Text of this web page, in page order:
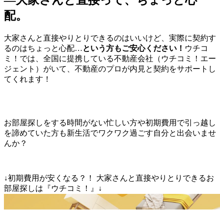
配。
大家さんと直接やりとりできるのはいいけど、実際に契約す
るのはちょっと心配…という方もご安心ください！ ウチコ
ミ！では、全国に提携している不動産会社（ウチコミ！エー
ジェント）がいて、不動産のプロが内見と契約をサポートし
てくれます！
お部屋探しをする時間がない忙しい方や初期費用で引っ越し
を諦めていた方も新生活でワクワク過ごす自分と出会いませ
んか？
↓初期費用が安くなる？！ 大家さんと直接やりとりできるお
部屋探しは『ウチコミ！』↓